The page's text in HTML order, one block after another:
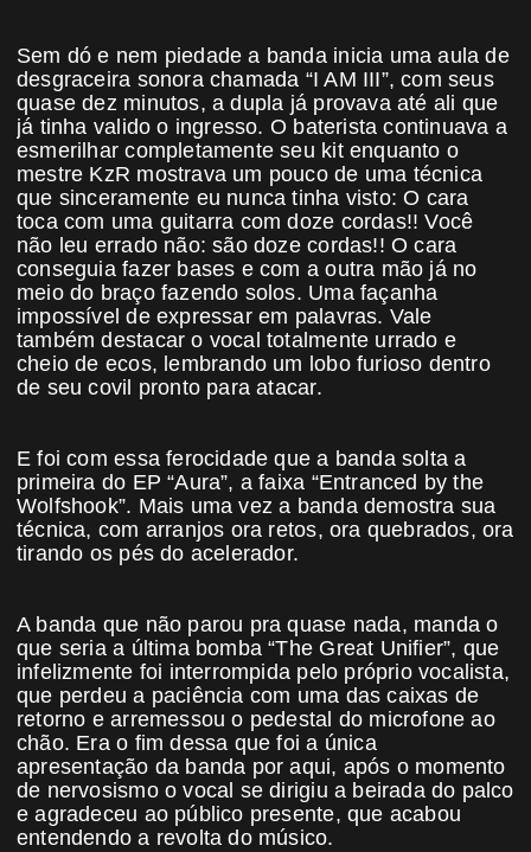
Sem dó e nem piedade a banda inicia uma aula de
desgraceira sonora chamada “I AM III”, com seus
quase dez minutos, a dupla já provava até ali que
já tinha valido o ingresso. O baterista continuava a
esmerilhar completamente seu kit enquanto o
mestre KzR mostrava um pouco de uma técnica
que sinceramente eu nunca tinha visto: O cara
toca com uma guitarra com doze cordas!! Você
não leu errado não: são doze cordas!! O cara
conseguia fazer bases e com a outra mão já no
meio do braço fazendo solos. Uma façanha
impossível de expressar em palavras. Vale
também destacar o vocal totalmente urrado e
cheio de ecos, lembrando um lobo furioso dentro
de seu covil pronto para atacar.
E foi com essa ferocidade que a banda solta a
primeira do EP “Aura”, a faixa “Entranced by the
Wolfshook”. Mais uma vez a banda demostra sua
técnica, com arranjos ora retos, ora quebrados, ora
tirando os pés do acelerador.
A banda que não parou pra quase nada, manda o
que seria a última bomba “The Great Unifier”, que
infelizmente foi interrompida pelo próprio vocalista,
que perdeu a paciência com uma das caixas de
retorno e arremessou o pedestal do microfone ao
chão. Era o fim dessa que foi a única
apresentação da banda por aqui, após o momento
de nervosismo o vocal se dirigiu a beirada do palco
e agradeceu ao público presente, que acabou
entendendo a revolta do músico.